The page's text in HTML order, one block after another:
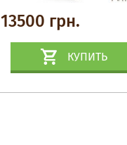
13500 грн.
КУПИТЬ